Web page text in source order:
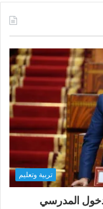
تربية وتعليم
المدرسي